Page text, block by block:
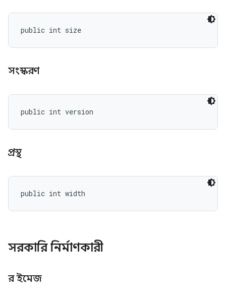
public int size
সংস্করণ
public int version
প্রস্থ
public int width
সরকারি নির্মাণকারী
র ইমেজ